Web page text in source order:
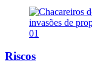
01
Riscos